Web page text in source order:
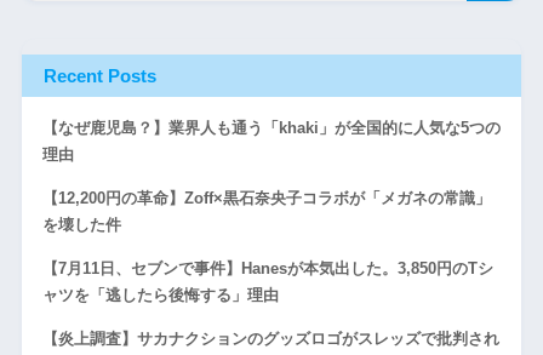
Recent Posts
【なぜ鹿児島？】業界人も通う「khaki」が全国的に人気な5つの
理由
【12,200円の革命】Zoff×黒石奈央子コラボが「メガネの常識」
を壊した件
【7月11日、セブンで事件】Hanesが本気出した。3,850円のTシ
ャツを「逃したら後悔する」理由
【炎上調査】サカナクションのグッズロゴがスレッズで批判され